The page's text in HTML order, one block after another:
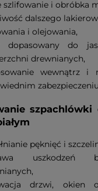
szlifowanie i obróbka
dalszego
i olejowania,
dopasowany do
drewnianych,
wewnątrz i
pęknięć i
uszkodzeń
drzwi, okien